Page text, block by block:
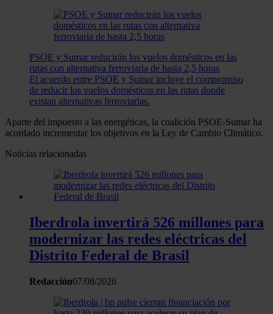
PSOE y Sumar reducirán los vuelos domésticos en las
rutas con alternativa ferroviaria de hasta 2,5 horas
El acuerdo entre PSOE y Sumar incluye el compromiso
de reducir los vuelos domésticos en las rutas donde
existan alternativas ferroviarias.
Aparte del impuesto a las energéticas, la coalición PSOE-Sumar ha
acordado incrementar los objetivos en la Ley de Cambio Climático.
Noticias relacionadas
Iberdrola invertirá 526 millones para
modernizar las redes eléctricas del
Distrito Federal de Brasil
Redacción07/08/2026